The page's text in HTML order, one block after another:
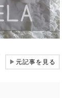
▶元記事を見る